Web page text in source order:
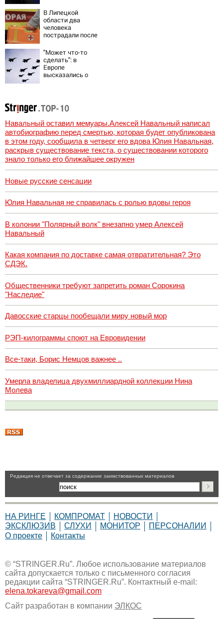
В Липецкой
области два
человека
пострадали после
"Может что-то
сделать": в
Европе
высказались о
Навальный оставил мемуары.Алексей Навальный написал
автобиографию перед смертью, которая будет опубликована
в этом году, сообщила в четверг его вдова Юлия Навальная,
раскрыв существование текста, о существовании которого
знало только его ближайшее окружен
Новые русские сенсации
Юлия Навальная не справилась с ролью вдовы героя
В колонии "Полярный волк" внезапно умер Алексей
Навальный
Какая компания по доставке самая отвратительная? Это
СДЭК.
Общественники требуют запретить роман Сорокина
"Наследие"
Давосские старцы пообещали миру новый мор
РЭП-килограммы споют на Евровидении
Все-таки, Борис Немцов важнее ..
Умерла владелица двухмиллиардной коллекции Нина
Молева
Pедакция не отвечает за содержание заимствованных материалов
НА РИНГЕ КОМПРОМАТ
НОВОСТИ
ЭКСКЛЮЗИВ
СЛУХИ МОНИТОР
ПЕРСОНАЛИИ
О проекте
Контакты
© “STRINGER.Ru”. Любое использование материалов
сайта допускается только с письменного согласия
редакции сайта “STRINGER.Ru”. Контактный e-mail:
elena.tokareva@gmail.com
Сайт разработан в компании ЭЛКОС